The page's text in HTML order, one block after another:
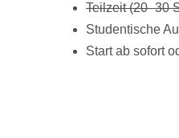
Teilzeit (20–30
Studentische
Start ab sofort